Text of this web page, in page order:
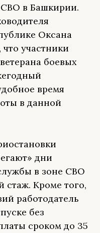
СВО в Башкирии.
Оксана
участники
боевых
время
в данной
дни
в зоне СВО
стаж. Кроме того,
работодатель
без
сроком до 35